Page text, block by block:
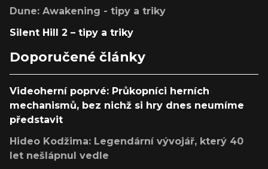
Dune: Awakening - tipy a triky
Silent Hill 2 – tipy a triky
Doporučené články
Videoherní poprvé: Průkopníci herních
mechanismů, bez nichž si hry dnes neumíme
představit
Hideo Kodžima: Legendární vývojář, který 40
let nešlápnul vedle